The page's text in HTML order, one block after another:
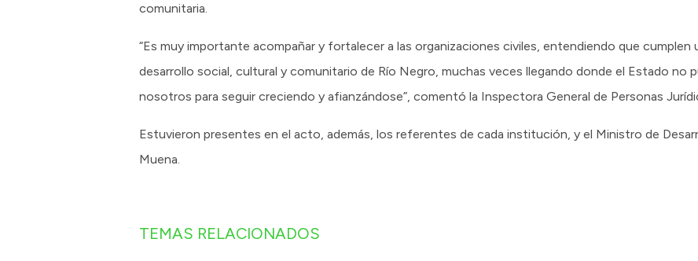
comunitaria.
“Es muy importante acompañar y fortalecer a las organizaciones civiles, entendiendo que cumplen
desarrollo social, cultural y comunitario de Río Negro, muchas veces llegando donde el Estado no
nosotros para seguir creciendo y afianzándose”, comentó la Inspectora General de Personas
Estuvieron presentes en el acto, además, los referentes de cada institución, y el Ministro de
Muena.
TEMAS RELACIONADOS